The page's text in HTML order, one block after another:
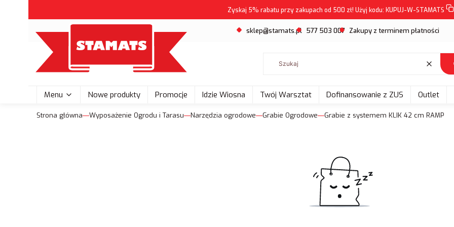
Zyskaj 5% rabatu przy zakupach od 500 zł! Użyj kodu: KUPUJ-W-STAMATS
sklep@stamats.pl 577 503 007 Zakupy z terminem płatności
Wyczyść
Menu Nowe produkty Promocje Idzie Wiosna Twój Warsztat Dofinansowanie z ZUS Outlet
Strona główna Wyposażenie Ogrodu i Tarasu Narzędzia ogrodowe Grabie Ogrodowe Grabie z systemem KLIK 42 cm RAMP